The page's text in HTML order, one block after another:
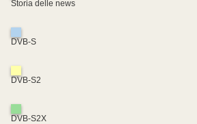
Storia delle news
DVB-S
DVB-S2
DVB-S2X